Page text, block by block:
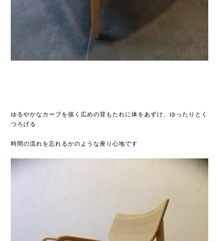
ゆるやかなカーブを描く広めの背もたれに体をあずけ、ゆったりとく
つろげる
時間の流れを忘れるかのような座り心地です